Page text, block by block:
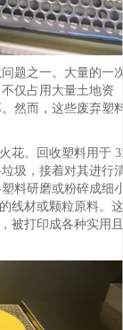
题之一。大量的一
仅占用大量土地资
然而，这些废弃塑
花。回收塑料用于
圾，接着对其进行
料研磨或粉碎成细
线材或颗粒原料。这
被打印成各种实用且